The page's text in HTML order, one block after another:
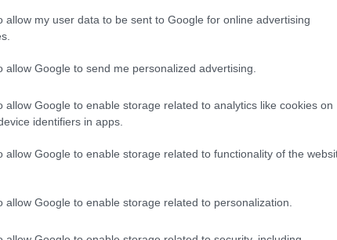
allow my user data to be sent to Google for online advertising
allow Google to send me personalized advertising.
allow Google to enable storage related to analytics like cookies on
identifiers in apps.
allow Google to enable storage related to functionality of the
allow Google to enable storage related to personalization.
bemutató. Ezúttal egy színvonalasabb filmről fogok beszélni,
olyan apró - hiba nagyon lerontja. Ha a videó…..
07:02:47
jó lett!